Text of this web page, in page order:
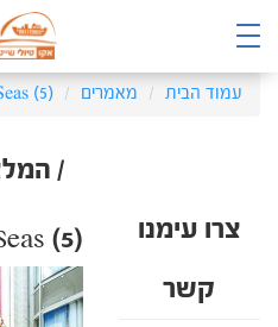
עמוד הבית מאמרים (5)
/
צרו עימנו
קשר
(5)